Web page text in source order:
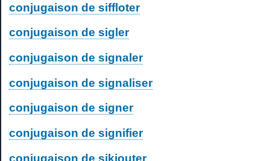
conjugaison de siffloter
conjugaison de sigler
conjugaison de signaler
conjugaison de signaliser
conjugaison de signer
conjugaison de signifier
conjugaison de sikiouter